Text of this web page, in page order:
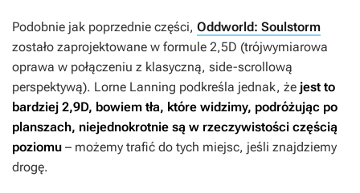
Podobnie jak poprzednie części, Oddworld: Soulstorm
zostało zaprojektowane w formule 2,5D (trójwymiarowa
oprawa w połączeniu z klasyczną, side-scrollową
perspektywą). Lorne Lanning podkreśla jednak, że jest to
bardziej 2,9D, bowiem tła, które widzimy, podróżując po
planszach, niejednokrotnie są w rzeczywistości częścią
poziomu – możemy trafić do tych miejsc, jeśli znajdziemy
drogę.